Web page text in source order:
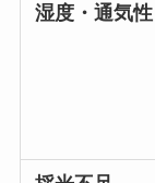
湿度・通気性